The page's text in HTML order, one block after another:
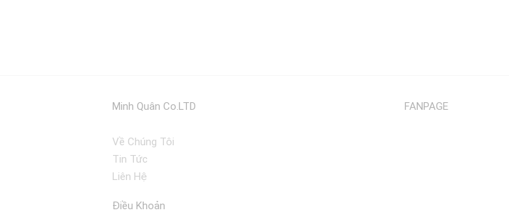
Minh Quân Co.LTD
Về Chúng Tôi
Tin Tức
Liên Hệ
Điều Khoản
FANPAGE